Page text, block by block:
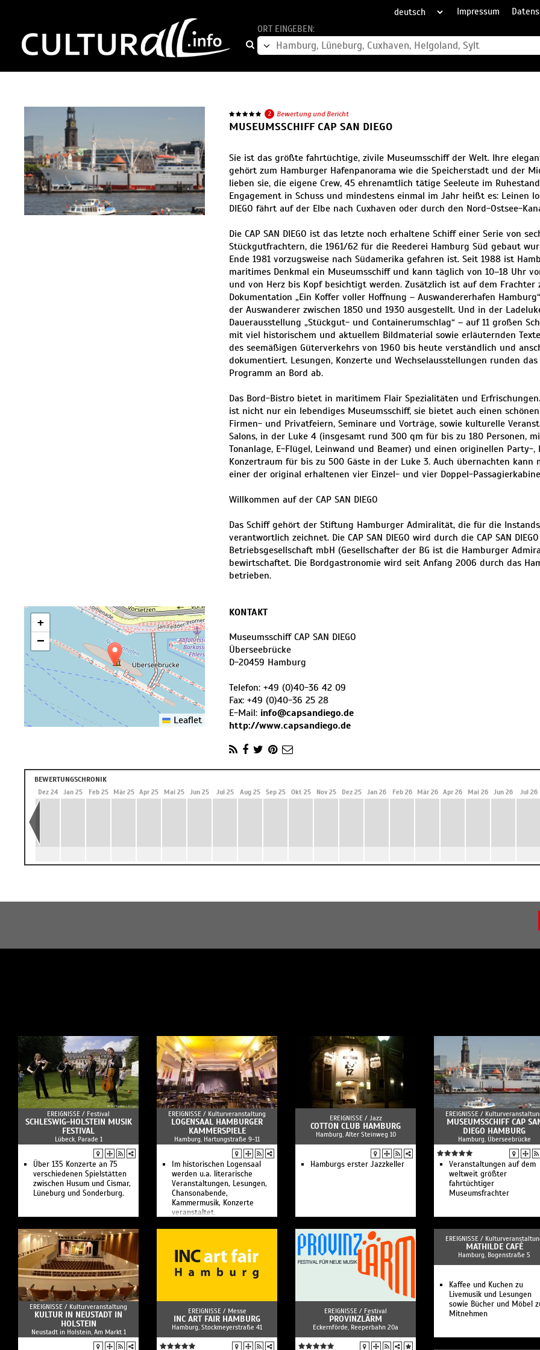
Impressum
ORT EINGEBEN:
2 Bewertung und Bericht
MUSEUMSSCHIFF CAP SAN DIEGO
Sie ist das größte fahrtüchtige, zivile Museumsschiff der Welt. Ihre
gehört zum Hamburger Hafenpanorama wie die Speicherstadt und der
lieben sie, die eigene Crew, 45 ehrenamtlich tätige Seeleute im
Engagement in Schuss und mindestens einmal im Jahr heißt es: Leinen
DIEGO fährt auf der Elbe nach Cuxhaven oder durch den Nord-Ostsee-
Die CAP SAN DIEGO ist das letzte noch erhaltene Schiff einer Serie von
Stückgutfrachtern, die 1961/62 für die Reederei Hamburg Süd gebaut
Ende 1981 vorzugsweise nach Südamerika gefahren ist. Seit 1988 ist
maritimes Denkmal ein Museumsschiff und kann täglich von 10–18 Uhr
und von Herz bis Kopf besichtigt werden. Zusätzlich ist auf dem Frachter
Dokumentation „Ein Koffer voller Hoffnung – Auswandererhafen
der Auswanderer zwischen 1850 und 1930 ausgestellt. Und in der
Dauerausstellung „Stückgut- und Containerumschlag“ – auf 11 großen
mit viel historischem und aktuellem Bildmaterial sowie erläuternden
des seemäßigen Güterverkehrs von 1960 bis heute verständlich und
dokumentiert. Lesungen, Konzerte und Wechselausstellungen runden
Programm an Bord ab.
Das Bord-Bistro bietet in maritimem Flair Spezialitäten und Erfrischungen.
ist nicht nur ein lebendiges Museumsschiff, sie bietet auch einen
Firmen- und Privatfeiern, Seminare und Vorträge, sowie kulturelle
Salons, in der Luke 4 (insgesamt rund 300 qm für bis zu 180 Personen,
Tonanlage, E-Flügel, Leinwand und Beamer) und einen originellen Party-,
Konzertraum für bis zu 500 Gäste in der Luke 3. Auch übernachten kann
einer der original erhaltenen vier Einzel- und vier Doppel-
Willkommen auf der CAP SAN DIEGO
Das Schiff gehört der Stiftung Hamburger Admiralität, die für die
verantwortlich zeichnet. Die CAP SAN DIEGO wird durch die CAP SAN DIEGO
Betriebsgesellschaft mbH (Gesellschafter der BG ist die Hamburger
bewirtschaftet. Die Bordgastronomie wird seit Anfang 2006 durch das
betrieben.
+
−
Leaflet
KONTAKT
Museumsschiff CAP SAN DIEGO
Überseebrücke
D-20459 Hamburg
Telefon: +49 (0)40-36 42 09
Fax: +49 (0)40-36 25 28
E-Mail: info@capsandiego.de
http://www.capsandiego.de
BEWERTUNGSCHRONIK
Dez 24 Jan 25 Feb 25 Mär 25 Apr 25 Mai 25 Jun 25 Jul 25 Aug 25 Sep 25 Okt 25 Nov 25 Dez 25 Jan 26 Feb 26 Mär 26 Apr 26 Mai 26 Jun 26 Jul 26
EREIGNISSE / Festival
SCHLESWIG-HOLSTEIN MUSIK
FESTIVAL
Lübeck, Parade 1
Über 135 Konzerte an 75
verschiedenen Spielstätten
zwischen Husum und Cismar,
Lüneburg und Sonderburg.
EREIGNISSE / Kulturveranstaltung
LOGENSAAL HAMBURGER
KAMMERSPIELE
Hamburg, Hartungstraße 9-11
Im historischen Logensaal
werden u.a. literarische
Veranstaltungen, Lesungen,
Chansonabende,
Kammermusik, Konzerte
veranstaltet.
EREIGNISSE / Jazz
COTTON CLUB HAMBURG
Hamburg, Alter Steinweg 10
Hamburgs erster Jazzkeller
EREIGNISSE /
MUSEUMSSCHIFF CAP
DIEGO HAMBURG
Hamburg, Überseebrücke
Veranstaltungen auf dem
weltweit größter
fahrtüchtiger
Museumsfrachter
EREIGNISSE / Kulturveranstaltung
KULTUR IN NEUSTADT IN
HOLSTEIN
Neustadt in Holstein, Am Markt 1
EREIGNISSE / Messe
INC ART FAIR HAMBURG
Hamburg, Stockmeyerstraße 41
EREIGNISSE / Festival
PROVINZLÄRM
Eckernförde, Reeperbahn 20a
EREIGNISSE /
MATHILDE CAFÉ
Hamburg, Bogenstraße 5
Kaffee und Kuchen zu
Livemusik und Lesungen
sowie Bücher und Möbel
Mitnehmen